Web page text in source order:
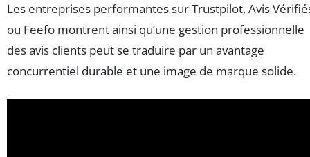
Les entreprises performantes sur Trustpilot, Avis
ou Feefo montrent ainsi qu’une gestion professionnelle
des avis clients peut se traduire par un avantage
concurrentiel durable et une image de marque solide.